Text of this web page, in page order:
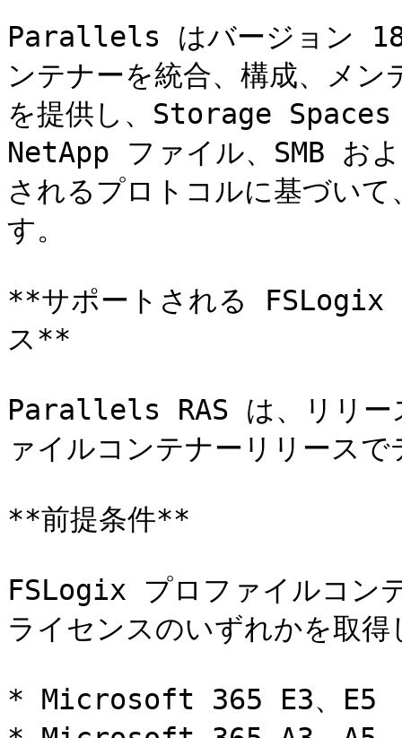
Parallels はバージョン 18
ンテナーを統合、構成、メ
を提供し、Storage
NetApp ファイル、SMB お
されるプロトコルに基づい
す。
**サポートされる FSLogix
ス**
Parallels RAS は、リリ
ァイルコンテナーリリース
**前提条件**
FSLogix プロファイルコン
ライセンスのいずれかを取
* Microsoft 365 E3、E5